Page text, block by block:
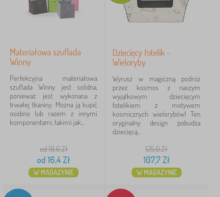
Materiałowa szuflada
Winny
Perfekcyjna materiałowa
szuflada Winny jest solidna,
ponieważ jest wykonana z
trwałej tkaniny. Można ją kupić
osobno lub razem z innymi
komponentami, takimi jak...
od 18,6Zł
od 16,4Zł
W MAGAZYNIE
Dziecięcy fotelik -
Wieloryby
Wyrusz w magiczną podróż
przez kosmos z naszym
wyjątkowym dziecięcym
fotelikiem z motywem
kosmicznych wielorybów! Ten
oryginalny design pobudza
dziecięcą...
125,0Zł
107,7Zł
W MAGAZYNIE